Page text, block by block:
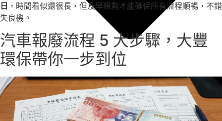
日 ，時間看似還很長，但及早規劃才能確保所有流程順暢，不錯
失良機。
汽車報廢流程 5 大步驟，大豐
環保帶你一步到位